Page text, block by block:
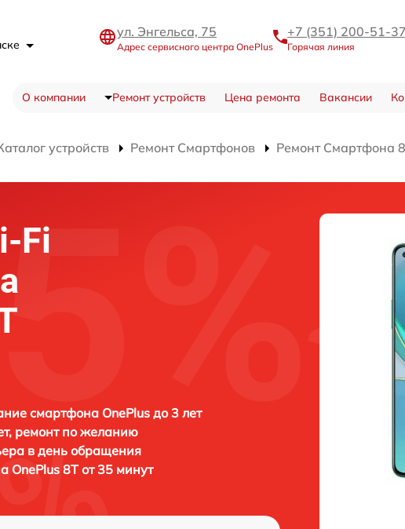
ул. Энгельса, 75
Адрес сервисного центра OnePlus
+7 (351) 200-51-37
Горячая линия
О компании Ремонт устройств Цена ремонта Вакансии
устройств Ремонт Смартфонов Ремонт Смартфона
Fi
смартфона OnePlus до 3 лет
ремонт по желанию
в день обращения
OnePlus 8T от 35 минут